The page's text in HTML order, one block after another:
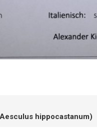
hippocastanum)